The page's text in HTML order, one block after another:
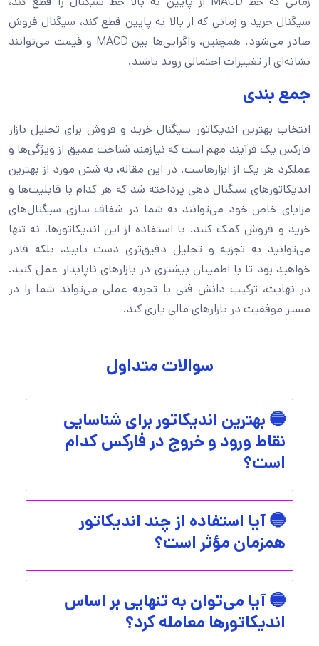
سیگنال خرید و زمانی که از بالا به پایین قطع کند، سیگنال فروش
صادر می‌شود. همچنین، واگرایی‌ها بین MACD و قیمت می‌توانند
نشانه‌ای از تغییرات احتمالی روند باشند.
جمع بندی
انتخاب بهترین اندیکاتور سیگنال خرید و فروش برای تحلیل بازار
فارکس یک فرآیند مهم است که نیازمند شناخت عمیق از ویژگی‌ها و
عملکرد هر یک از ابزارهاست. در این مقاله، به شش مورد از بهترین
اندیکاتورهای سیگنال دهی پرداخته شد که هر کدام با قابلیت‌ها و
مزایای خاص خود می‌توانند به شما در شفاف ‌سازی سیگنال‌های
خرید و فروش کمک کنند. با استفاده از این اندیکاتورها، نه تنها
می‌توانید به تجزیه و تحلیل دقیق‌تری دست یابید، بلکه قادر
خواهید بود تا با اطمینان بیشتری در بازارهای ناپایدار عمل کنید.
در نهایت، ترکیب دانش فنی با تجربه عملی می‌تواند شما را در
مسیر موفقیت در بازارهای مالی یاری کند.
سوالات متداول
🔵 بهترین اندیکاتور برای شناسایی
نقاط ورود و خروج در فارکس کدام
است؟
🔵 آیا استفاده از چند اندیکاتور
همزمان مؤثر است؟
🔵 آیا می‌توان به تنهایی بر اساس
اندیکاتورها معامله کرد؟